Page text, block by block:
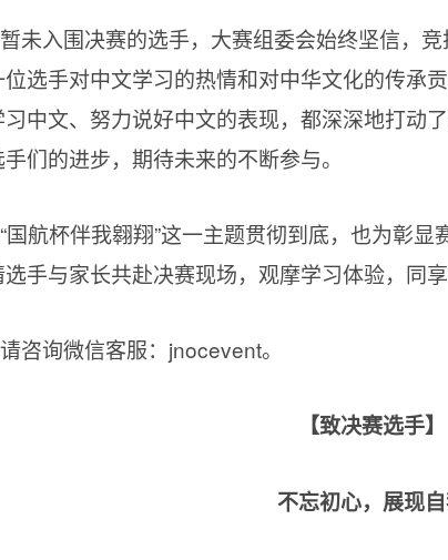
未入围决赛的选手，大赛组委会始终坚信，
选手对中文学习的热情和对中华文化的传承
中文、努力说好中文的表现，都深深地打动
们的进步，期待未来的不断参与。
国航杯伴我翱翔”这一主题贯彻到底，也为彰
手与家长共赴决赛现场，观摩学习体验，同享
咨询微信客服：jnocevent。
【致决赛选手】
不忘初心，展现